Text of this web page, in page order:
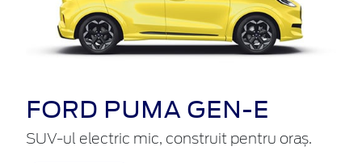
FORD PUMA GEN-E
SUV-ul electric mic, construit pentru oraș.